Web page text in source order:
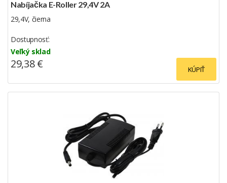
Nabíjačka E-Roller 29,4V 2A
29,4V, čierna
Dostupnosť:
Veľký sklad
KÚPIŤ
29,38 €